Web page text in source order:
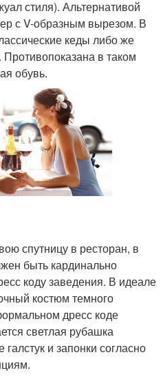
стиля). Альтернативой
с V-образным вырезом. В
кеды либо же
в таком
обувь.
спутницу в ресторан, в
быть кардинально
коду заведения. В идеале
костюм темного
дресс коде
светлая рубашка
галстук и запонки согласно